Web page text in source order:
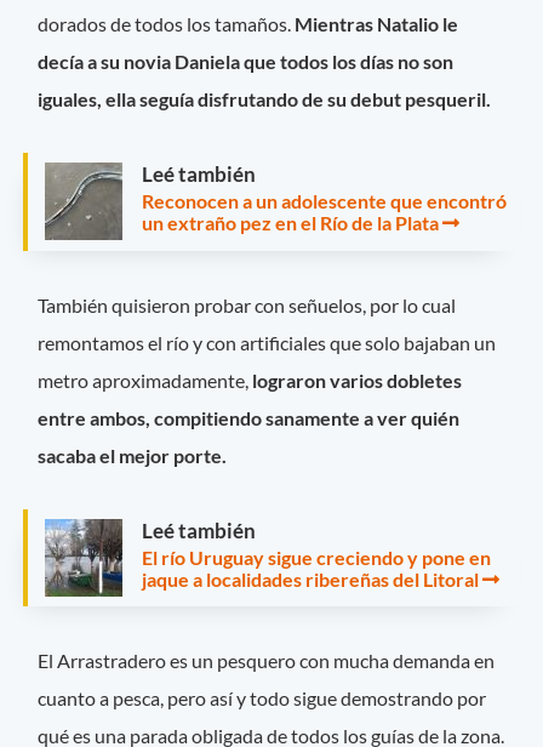
dorados de todos los tamaños. Mientras Natalio le
decía a su novia Daniela que todos los días no son
iguales, ella seguía disfrutando de su debut pesqueril.
Leé también
Reconocen a un adolescente que encontró
un extraño pez en el Río de la Plata
También quisieron probar con señuelos, por lo cual
remontamos el río y con artificiales que solo bajaban un
metro aproximadamente, lograron varios dobletes
entre ambos, compitiendo sanamente a ver quién
sacaba el mejor porte.
Leé también
El río Uruguay sigue creciendo y pone en
jaque a localidades ribereñas del Litoral
El Arrastradero es un pesquero con mucha demanda en
cuanto a pesca, pero así y todo sigue demostrando por
qué es una parada obligada de todos los guías de la zona.